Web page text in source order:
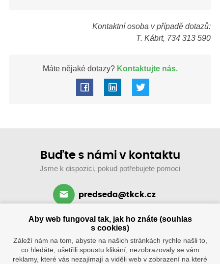
Kontaktní osoba v případě dotazů:
T. Kábrt, 734 313 590
Máte nějaké dotazy?Kontaktujte nás.
Buďte s námi v kontaktu
Jsme k dispozici, pokud potřebujete pomoci
predseda@tkck.cz
+420 734 313 590
po–ne: 8–19 hod.
Aby web fungoval tak, jak ho znáte (souhlas
s cookies)
Záleží nám na tom, abyste na našich stránkách rychle našli to,
co hledáte, ušetřili spoustu klikání, nezobrazovaly se vám
reklamy, které vás nezajímají a viděli web v zobrazení na které